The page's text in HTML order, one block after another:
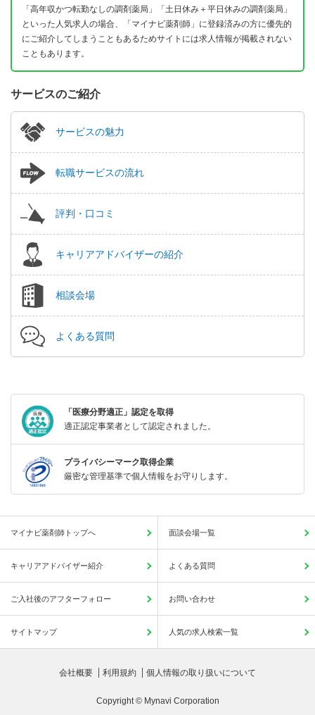
「高年収かつ転勤なしの調剤薬局」「土日休み＋平日休みの調剤薬局」
といった人気求人の場合、「マイナビ薬剤師」に登録済みの方に優先的
にご紹介してしまうこともあるためサイトには求人情報が掲載されない
こともあります。
サービスのご紹介
サービスの魅力
転職サービスの流れ
評判・口コミ
キャリアアドバイザーの紹介
相談会場
よくある質問
「医療分野適正」認定を取得
適正認定事業者として認定されました。
プライバシーマーク取得企業
厳密な管理基準で個人情報をお守りします。
マイナビ薬剤師トップへ 面談会場一覧
キャリアアドバイザー紹介 よくある質問
ご入社後のアフターフォロー お問い合わせ
サイトマップ 人気の求人検索一覧
会社概要 利用規約 個人情報の取り扱いについて
Copyright © Mynavi Corporation